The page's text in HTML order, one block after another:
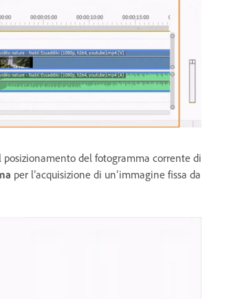
del fotogramma corrente di
per l’acquisizione di un’immagine fissa da